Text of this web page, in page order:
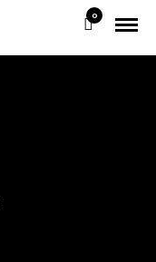
0